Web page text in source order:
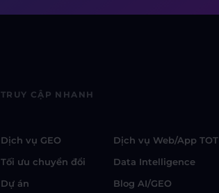
TRUY CẬP NHANH
Dịch vụ GEO
Dịch vụ Web/App TOT
Tối ưu chuyển đổi
Data Intelligence
Dự án
Blog AI/GEO